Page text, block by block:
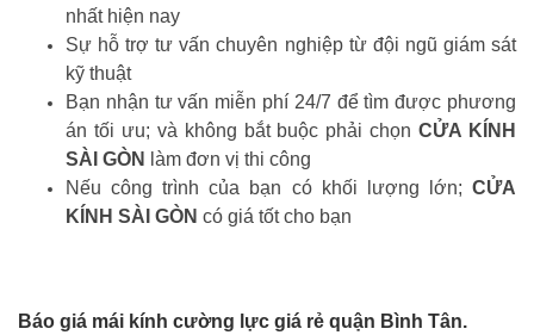
nhất hiện nay
Sự hỗ trợ tư vấn chuyên nghiệp từ đội ngũ giám sát
kỹ thuật
Bạn nhận tư vấn miễn phí 24/7 để tìm được phương
án tối ưu; và không bắt buộc phải chọnCỬA KÍNH
SÀI GÒN
làm đơn vị thi công
Nếu công trình của bạn có khối lượng lớn; CỬA
KÍNH SÀI GÒN có giá tốt cho bạn
Báo giá mái kính cường lực giá rẻ quận Bình Tân.